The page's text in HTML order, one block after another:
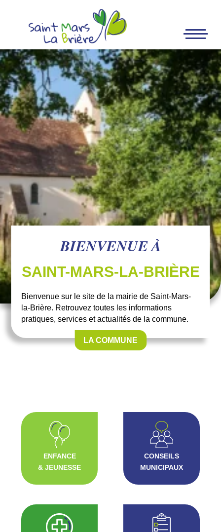
BIENVENUE À
SAINT-MARS-LA-BRIÈRE
Bienvenue sur le site de la mairie de Saint-Mars-
la-Brière. Retrouvez toutes les informations
pratiques, services et actualités de la commune.
LA COMMUNE
ENFANCE
& JEUNESSE
CONSEILS
MUNICIPAUX